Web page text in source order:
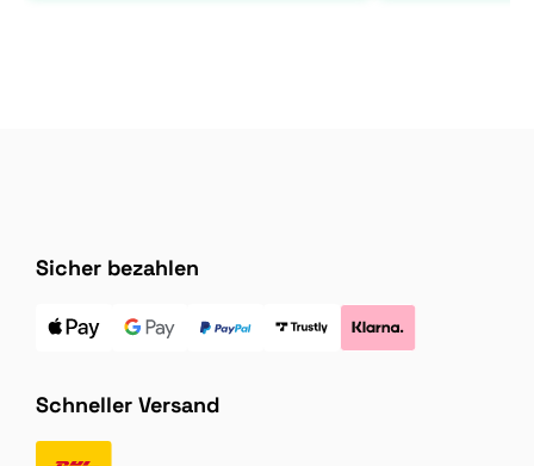
Sicher bezahlen
Schneller Versand